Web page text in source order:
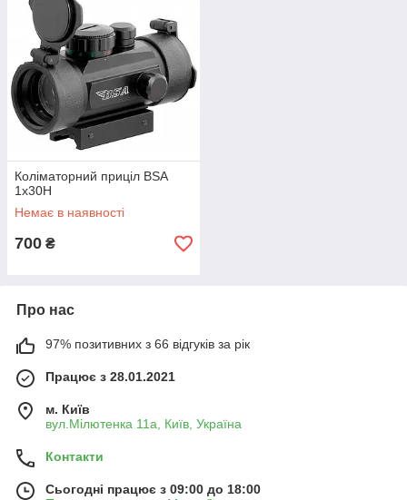
Коліматорний приціл BSA
1x30H
Немає в наявності
700 ₴
Про нас
97% позитивних з 66 відгуків за рік
Працює з 28.01.2021
м. Київ
вул.Мілютенка 11а, Київ, Україна
Контакти
Сьогодні працює з 09:00 до 18:00